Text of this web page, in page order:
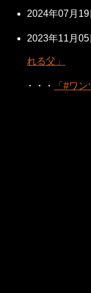
2024年07月19
2023年11月05
れる父」
・・・ 「#ワ